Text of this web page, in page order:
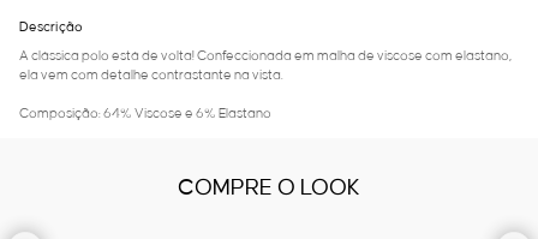
Descrição
A clássica polo está de volta! Confeccionada em malha de viscose com elastano,
ela vem com detalhe contrastante na vista.
Composição: 64% Viscose e 6% Elastano
COMPRE O LOOK